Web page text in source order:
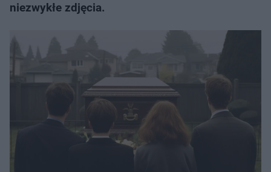
niezwykłe zdjęcia.